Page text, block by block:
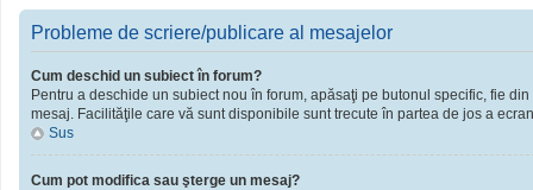
Probleme de scriere/publicare al mesajelor
Cum deschid un subiect în forum?
Pentru a deschide un subiect nou în forum, apăsaţi pe butonul specific, fie
mesaj. Facilităţile care vă sunt disponibile sunt trecute în partea de jos a
Sus
Cum pot modifica sau şterge un mesaj?